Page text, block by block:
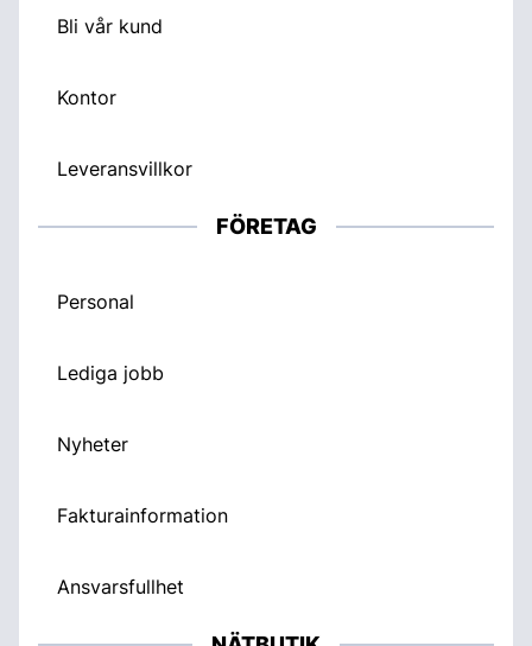
Bli vår kund
Kontor
Leveransvillkor
FÖRETAG
Personal
Lediga jobb
Nyheter
Fakturainformation
Ansvarsfullhet